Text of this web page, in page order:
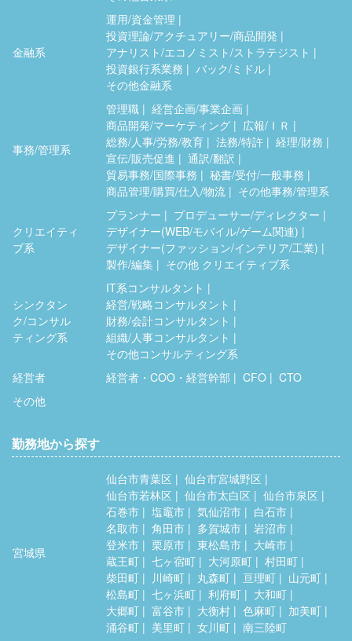
金融系
運用/資金管理
投資理論/アクチュアリー/商品開発
アナリスト/エコノミスト/ストラテジスト
投資銀行系業務
バック/ミドル
その他金融系
事務/管理系
管理職
経営企画/事業企画
商品開発/マーケティング
広報/ＩＲ
総務/人事/労務/教育
法務/特許
経理/財務
宣伝/販売促進
通訳/翻訳
貿易事務/国際事務
秘書/受付/一般事務
商品管理/購買/仕入/物流
その他事務/管理系
クリエイティ
ブ系
プランナー
プロデューサー/ディレクター
デザイナー(WEB/モバイル/ゲーム関連)
デザイナー(ファッション/インテリア/工業)
製作/編集
その他 クリエイティブ系
シンクタン
ク/コンサル
ティング系
IT系コンサルタント
経営/戦略コンサルタント
財務/会計コンサルタント
組織/人事コンサルタント
その他コンサルティング系
経営者
経営者・COO・経営幹部 CFO
CTO
その他
勤務地から探す
宮城県
仙台市青葉区
仙台市宮城野区
仙台市若林区
仙台市太白区
仙台市泉区
石巻市
塩竈市 気仙沼市
白石市
名取市
角田市 多賀城市
岩沼市
登米市
栗原市 東松島市
大崎市
蔵王町
七ヶ宿町 大河原町
村田町
柴田町
川崎町 丸森町 亘理町
山元町
松島町
七ヶ浜町 利府町
大和町
大郷町
富谷市 大衡村 色麻町
加美町
涌谷町
美里町 女川町
南三陸町